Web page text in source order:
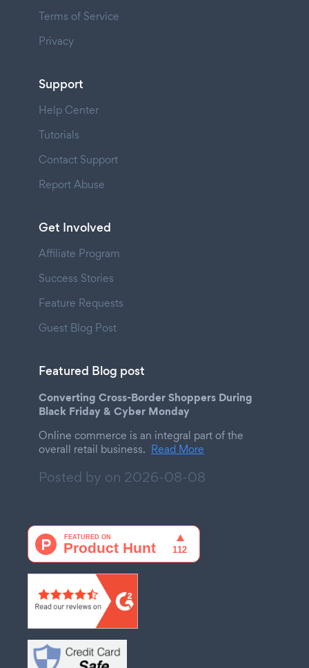
Terms of Service
Privacy
Support
Help Center
Tutorials
Contact Support
Report Abuse
Get Involved
Affiliate Program
Success Stories
Feature Requests
Guest Blog Post
Featured Blog post
Converting Cross-Border Shoppers During
Black Friday & Cyber Monday
Online commerce is an integral part of the
overall retail business. Read More
Posted by on 2026-08-08